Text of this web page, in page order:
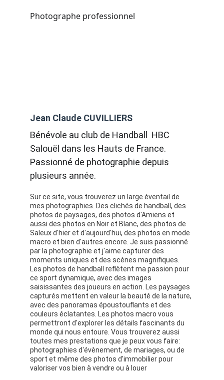
Jean Claude CUVILLIERS
Bénévole au club de Handball  HBC
Salouël dans les Hauts de France.
Passionné de photographie depuis
plusieurs année.
Sur ce site, vous trouverez un large éventail de
mes photographies. Des clichés de handball, des
photos de paysages, des photos d'Amiens et
aussi des photos en Noir et Blanc, des photos de
Saleux d'hier et d'aujourd'hui, des photos en mode
macro et bien d'autres encore. Je suis passionné
par la photographie et j'aime capturer des
moments uniques et des scènes magnifiques.
Les photos de handball reflètent ma passion pour
ce sport dynamique, avec des images
saisissantes des joueurs en action. Les paysages
capturés mettent en valeur la beauté de la nature,
avec des panoramas époustouflants et des
couleurs éclatantes. Les photos macro vous
permettront d'explorer les détails fascinants du
monde qui nous entoure. Vous trouverez aussi
toutes mes prestations que je peux vous faire:
photographies d'évènement, de mariages, ou de
sport et même des photos d'immobilier pour
valoriser vos bien à vendre ou à louer
Photographe professionnel